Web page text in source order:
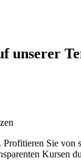
unserer
Profitieren Sie von
Kursen